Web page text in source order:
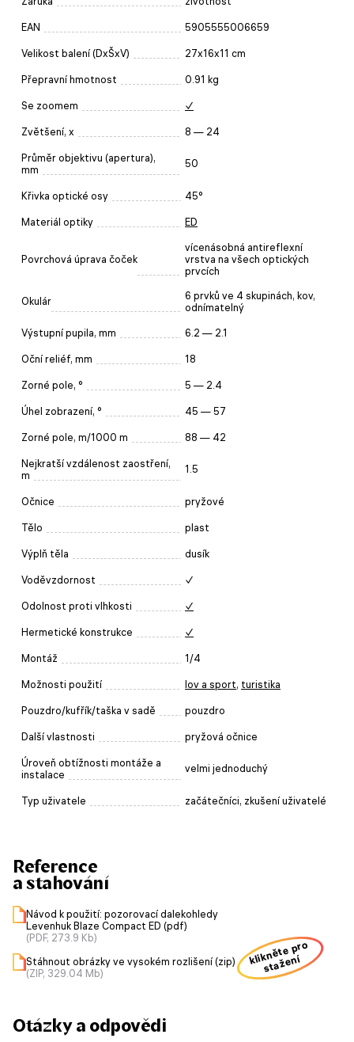
EAN 5905555006659
Velikost balení (DxŠxV) 27x16x11 cm
Přepravní hmotnost 0.91 kg
Se zoomem ✓
Zvětšení, x 8 — 24
Průměr objektivu (apertura),
mm
50
Křivka optické osy 45°
Materiál optiky ED
Povrchová úprava čoček
vícenásobná antireflexní
vrstva na všech optických
prvcích
Okulár
6 prvků ve 4 skupinách, kov,
odnímatelný
Výstupní pupila, mm 6.2 — 2.1
Oční reliéf, mm 18
Zorné pole, ° 5 — 2.4
Úhel zobrazení, ° 45 — 57
Zorné pole, m/1000 m 88 — 42
Nejkratší vzdálenost zaostření,
m
1.5
Očnice pryžové
Tělo plast
Výplň těla dusík
Voděvzdornost ✓
Odolnost proti vlhkosti ✓
Hermetické konstrukce ✓
Montáž 1/4
Možnosti použití lov a sport, turistika
Pouzdro/kufřík/taška v sadě pouzdro
Další vlastnosti pryžová očnice
Úroveň obtížnosti montáže a
instalace
velmi jednoduchý
Typ uživatele začátečníci, zkušení uživatelé
Reference
a stahování
Návod k použití: pozorovací dalekohledy
Levenhuk Blaze Compact ED (pdf)
(PDF, 273.9 Kb)
Stáhnout obrázky ve vysokém rozlišení (zip)
(ZIP, 329.04 Mb)
klikněte pro
stažení
Otázky a odpovědi